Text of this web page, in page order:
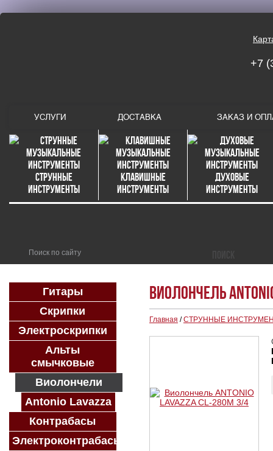
+7
УСЛУГИ ДОСТАВКА ЗАКАЗ И
Струнные
инструменты
Клавишные
инструменты
Духовые
инструменты
Виолончель
Главная /СТРУННЫЕ
Гитары
Скрипки
Электроскрипки
Альты
смычковые
Виолончели
Antonio Lavazza
Контрабасы
Электроконтрабасы